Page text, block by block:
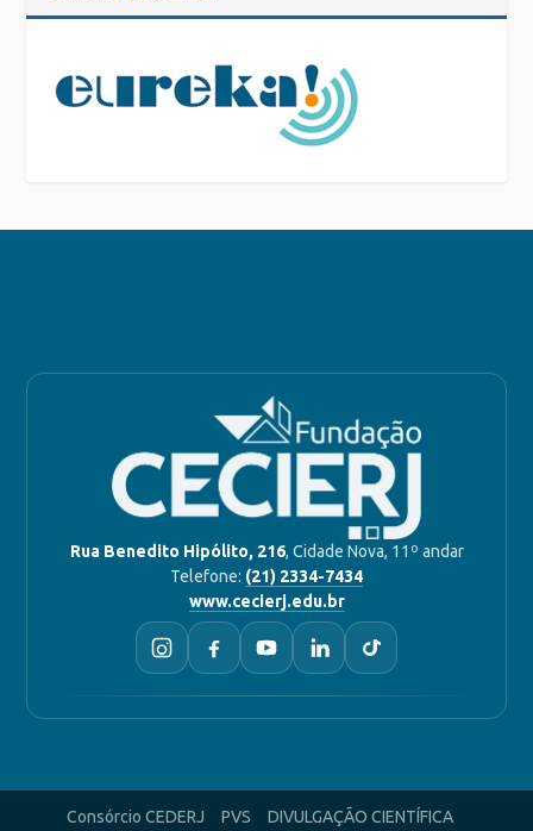
Rua Benedito Hipólito, 216, Cidade Nova, 11º andar
Telefone: (21) 2334-7434
www.cecierj.edu.br
Consórcio CEDERJ PVS DIVULGAÇÃO CIENTÍFICA